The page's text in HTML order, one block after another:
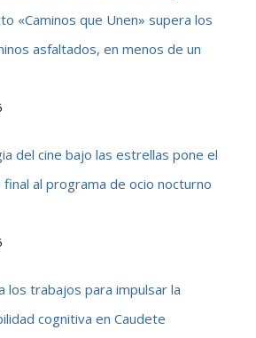
«Caminos que Unen» supera los
asfaltados, en menos de un
del cine bajo las estrellas pone el
final al programa de ocio nocturno
los trabajos para impulsar la
cognitiva en Caudete